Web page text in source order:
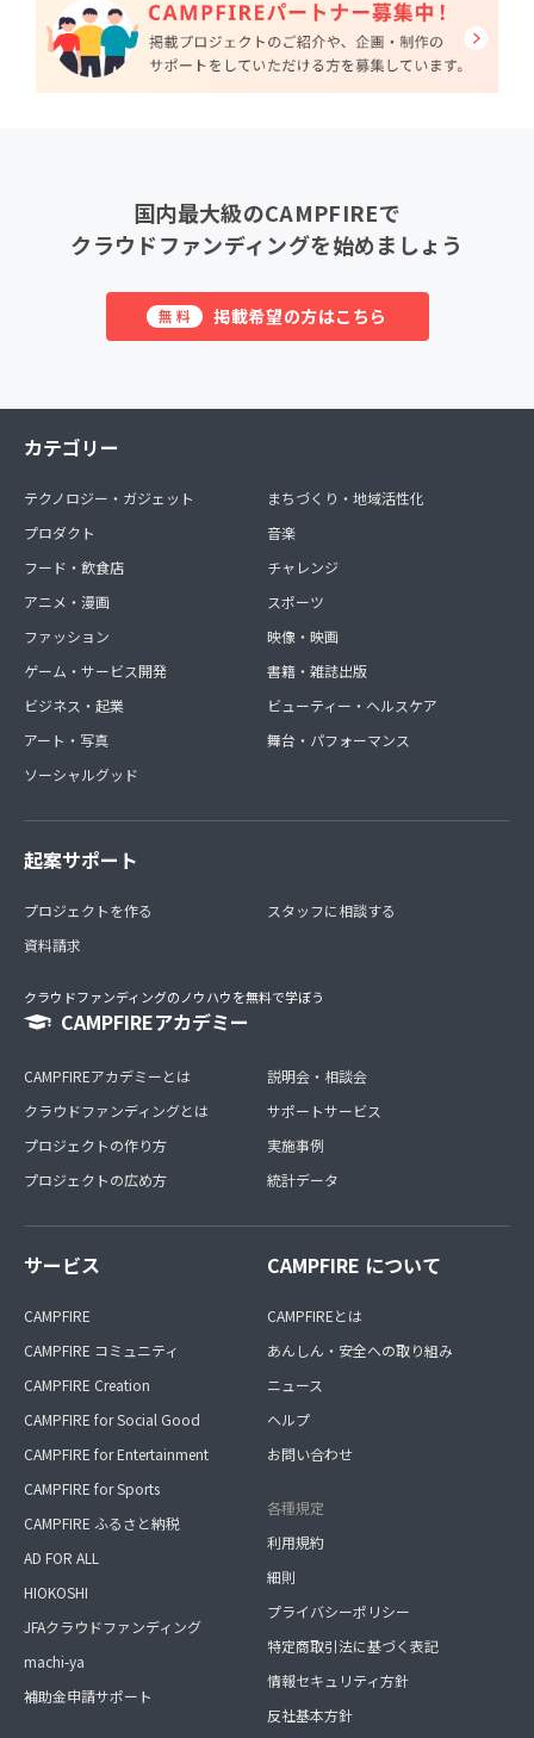
国内最大級のCAMPFIREで
クラウドファンディングを始めましょう
無料 掲載希望の方はこちら
カテゴリー
テクノロジー・ガジェット
プロダクト
フード・飲食店
アニメ・漫画
ファッション
ゲーム・サービス開発
ビジネス・起業
アート・写真
ソーシャルグッド
まちづくり・地域活性化
音楽
チャレンジ
スポーツ
映像・映画
書籍・雑誌出版
ビューティー・ヘルスケア
舞台・パフォーマンス
起案サポート
プロジェクトを作る
資料請求
スタッフに相談する
クラウドファンディングのノウハウを無料で学ぼう
CAMPFIREアカデミー
CAMPFIREアカデミーとは
クラウドファンディングとは
プロジェクトの作り方
プロジェクトの広め方
説明会・相談会
サポートサービス
実施事例
統計データ
サービス
CAMPFIRE
CAMPFIRE コミュニティ
CAMPFIRE Creation
CAMPFIRE for Social Good
CAMPFIRE for Entertainment
CAMPFIRE for Sports
CAMPFIRE ふるさと納税
AD FOR ALL
HIOKOSHI
JFAクラウドファンディング
machi-ya
補助金申請サポート
CAMPFIRE について
CAMPFIREとは
あんしん・安全への取り組み
ニュース
ヘルプ
お問い合わせ
各種規定
利用規約
細則
プライバシーポリシー
特定商取引法に基づく表記
情報セキュリティ方針
反社基本方針